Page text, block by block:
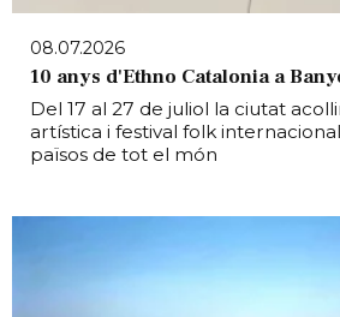
08.07.2026
10 anys d'Ethno Catalonia a
Del 17 al 27 de juliol la ciutat
artística i festival folk
països de tot el món